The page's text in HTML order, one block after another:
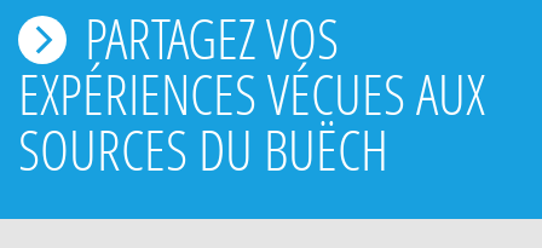
PARTAGEZ VOS
EXPÉRIENCES VÉCUES AUX
SOURCES DU BUËCH